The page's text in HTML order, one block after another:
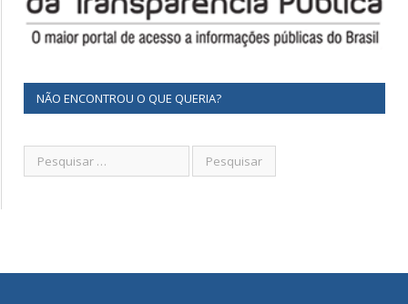
NÃO ENCONTROU O QUE QUERIA?